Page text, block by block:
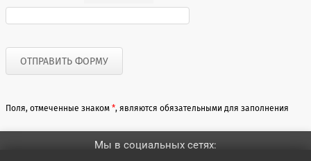
Поля, отмеченные знаком*, являются обязательными для заполнения
Мы в социальных сетях: